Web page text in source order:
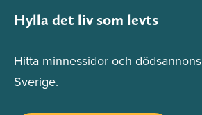
Hylla det liv som levts
Hitta minnessidor och
Sverige.